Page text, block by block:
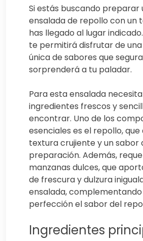
Si estás buscando preparar
ensalada de repollo con un
has llegado al lugar
te permitirá disfrutar de
única de sabores que
sorprenderá a tu paladar.
Para esta ensalada
ingredientes frescos y
encontrar. Uno de los
esenciales es el repollo,
textura crujiente y un sabor
preparación. Además,
manzanas dulces, que
de frescura y dulzura
ensalada,
perfección el sabor del
Ingredientes